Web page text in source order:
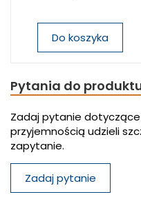
Do koszyka
Pytania do
Zadaj pytanie dotyczące
przyjemnością udzieli
zapytanie.
Zadaj pytanie